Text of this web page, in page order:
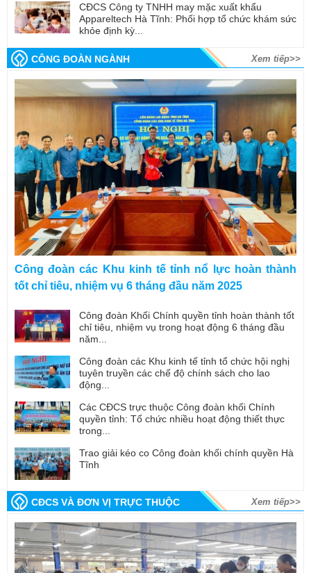
CĐCS Công ty TNHH may mặc xuất khẩu
Appareltech Hà Tĩnh: Phối hợp tổ chức khám sức
khỏe định kỳ...
CÔNG ĐOÀN NGÀNH Xem tiếp>>
Công đoàn các Khu kinh tế tỉnh nổ lực hoàn thành
tốt chỉ tiêu, nhiệm vụ 6 tháng đầu năm 2025
Công đoàn Khối Chính quyền tỉnh hoàn thành tốt
chỉ tiêu, nhiệm vụ trong hoạt động 6 tháng đầu
năm...
Công đoàn các Khu kinh tế tỉnh tổ chức hội nghị
tuyên truyền các chế độ chính sách cho lao
động...
Các CĐCS trực thuộc Công đoàn khối Chính
quyền tỉnh: Tổ chức nhiều hoạt động thiết thực
trong...
Trao giải kéo co Công đoàn khối chính quyền Hà
Tĩnh
CĐCS VÀ ĐƠN VỊ TRỰC THUỘC Xem tiếp>>